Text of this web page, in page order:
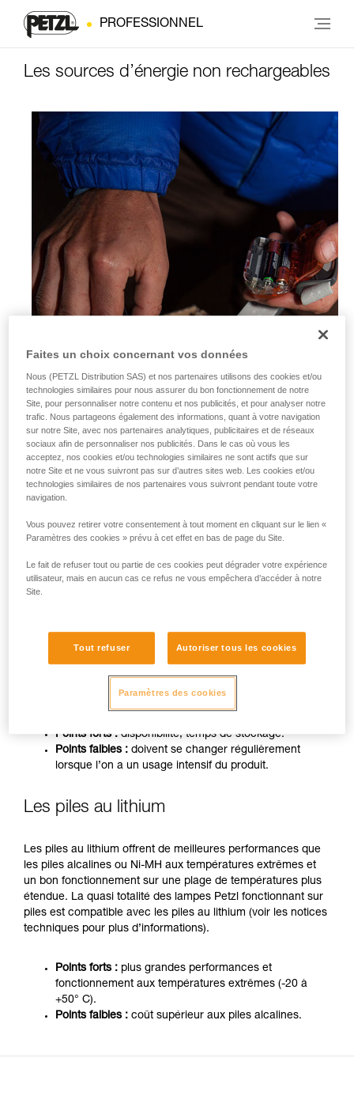
PROFESSIONNEL
Les sources d’énergie non rechargeables
Très répandues et disponibles partout dans le monde, les
piles alcalines sont sensiblement plus performantes que les
piles salines. Elles sont en outre bien adaptées à la plupart
des équipements électriques autonomes modernes.
Points forts : disponibilité, temps de stockage.
Points faibles : doivent se changer régulièrement
lorsque l’on a un usage intensif du produit.
Les piles au lithium
Les piles au lithium offrent de meilleures performances que
les piles alcalines ou Ni-MH aux températures extrêmes et
un bon fonctionnement sur une plage de températures plus
étendue. La quasi totalité des lampes Petzl fonctionnant sur
piles est compatible avec les piles au lithium (voir les notices
techniques pour plus d’informations).
Points forts : plus grandes performances et
fonctionnement aux températures extrêmes (-20 à
+50° C).
Points faibles : coût supérieur aux piles alcalines.
Faites un choix concernant vos données
Nous (PETZL Distribution SAS) et nos partenaires utilisons des cookies et/ou
technologies similaires pour nous assurer du bon fonctionnement de notre
Site, pour personnaliser notre contenu et nos publicités, et pour analyser notre
trafic. Nous partageons également des informations, quant à votre navigation
sur notre Site, avec nos partenaires analytiques, publicitaires et de réseaux
sociaux afin de personnaliser nos publicités. Dans le cas où vous les
acceptez, nos cookies et/ou technologies similaires ne sont actifs que sur
notre Site et ne vous suivront pas sur d’autres sites web. Les cookies et/ou
technologies similaires de nos partenaires vous suivront pendant toute votre
navigation.
Vous pouvez retirer votre consentement à tout moment en cliquant sur le lien «
Paramètres des cookies » prévu à cet effet en bas de page du Site.
Le fait de refuser tout ou partie de ces cookies peut dégrader votre expérience
utilisateur, mais en aucun cas ce refus ne vous empêchera d’accéder à notre
Site.
Tout refuser Autoriser tous les cookies
Paramètres des cookies